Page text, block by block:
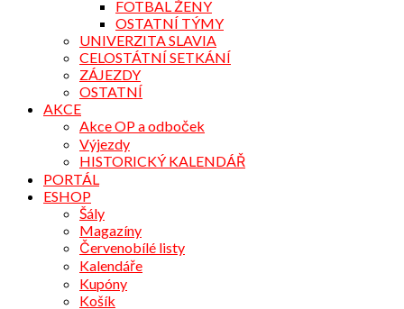
FOTBAL ŽENY
OSTATNÍ TÝMY
UNIVERZITA SLAVIA
CELOSTÁTNÍ SETKÁNÍ
ZÁJEZDY
OSTATNÍ
AKCE
Akce OP a odboček
Výjezdy
HISTORICKÝ KALENDÁŘ
PORTÁL
ESHOP
Šály
Magazíny
Červenobílé listy
Kalendáře
Kupóny
Košík